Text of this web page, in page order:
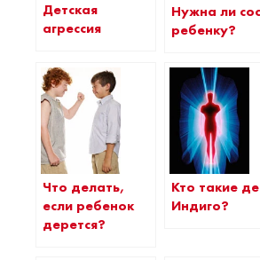
Детская
агрессия
Нужна ли
ребенку?
Что делать,
если ребенок
дерется?
Кто такие
Индиго?